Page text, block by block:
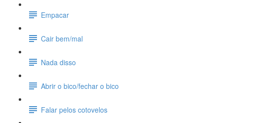
Empacar
Cair bem/mal
Nada disso
Abrir o bico/fechar o bico
Falar pelos cotovelos